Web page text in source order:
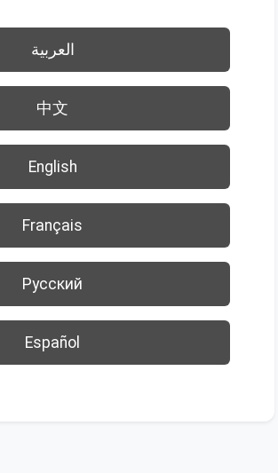
العربية
中文
English
Français
Русский
Español